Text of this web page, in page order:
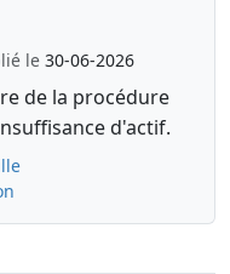
le 30-06-2026
de la procédure
d'actif.